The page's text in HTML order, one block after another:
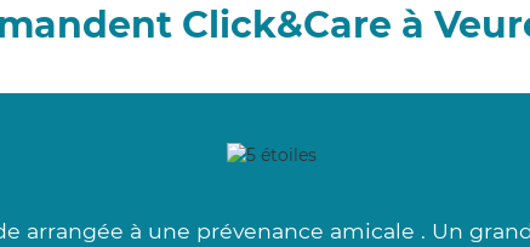
Click&Care à
arrangée à une prévenance amicale . Un